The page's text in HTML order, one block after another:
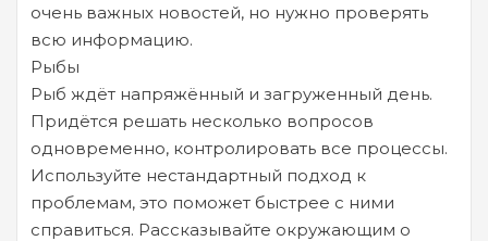
очень важных новостей, но нужно проверять
всю информацию.
Рыбы
Рыб ждёт напряжённый и загруженный день.
Придётся решать несколько вопросов
одновременно, контролировать все процессы.
Используйте нестандартный подход к
проблемам, это поможет быстрее с ними
справиться. Рассказывайте окружающим о